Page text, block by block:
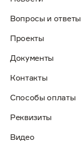
Вопросы и ответы
Проекты
Документы
Контакты
Способы оплаты
Реквизиты
Видео